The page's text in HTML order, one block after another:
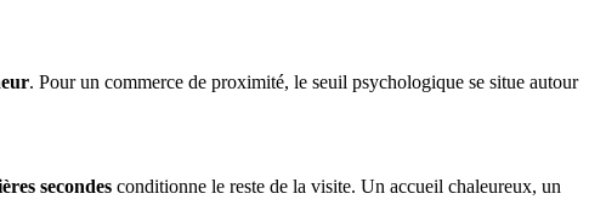
. Pour un commerce de proximité, le seuil psychologique se situe autour
secondes conditionne le reste de la visite. Un accueil chaleureux, un